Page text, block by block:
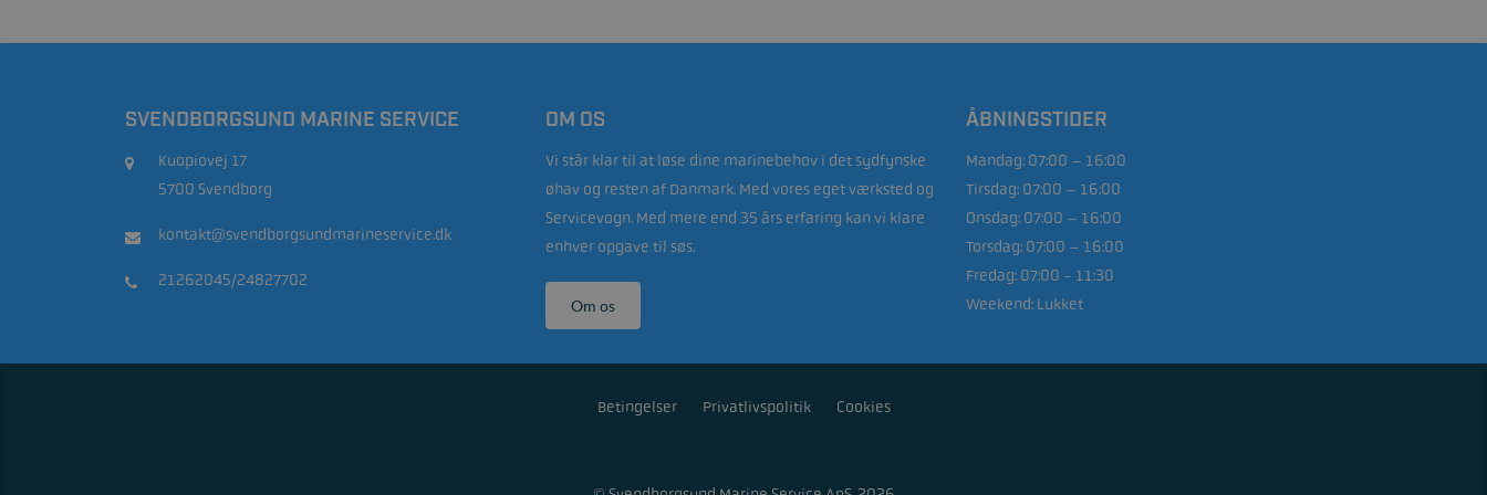
SVENDBORGSUND MARINE SERVICE
Kuopiovej 17
5700 Svendborg
kontakt@svendborgsundmarineservice.dk
21262045/24827702
OM OS
Vi står klar til at løse dine marinebehov i det sydfynske
øhav og resten af Danmark. Med vores eget værksted og
Servicevogn. Med mere end 35 års erfaring kan vi klare
enhver opgave til søs.
Om os
ÅBNINGSTIDER
Mandag:07:00 – 16:00
Tirsdag:07:00 – 16:00
Onsdag:07:00 – 16:00
Torsdag:07:00 – 16:00
Fredag:07:00 - 11:30
Weekend:Lukket
Betingelser Privatlivspolitik Cookies